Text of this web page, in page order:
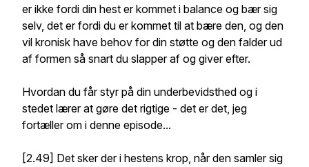
er ikke fordi din hest er kommet i balance og bær sig
selv, det er fordi du er kommet til at bære den, og den
vil kronisk have behov for din støtte og den falder ud
af formen så snart du slapper af og giver efter.
Hvordan du får styr på din underbevidsthed og i
stedet lærer at gøre det rigtige - det er det, jeg
fortæller om i denne episode...
[2.49] Det sker der i hestens krop, når den samler sig